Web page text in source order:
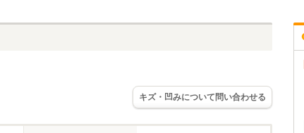
キズ・凹みについて問い合わせる